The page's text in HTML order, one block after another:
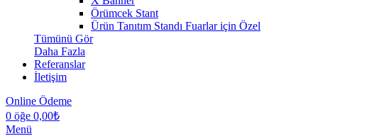
Örümcek Stant
Ürün Tanıtım Standı Fuarlar için Özel
Tümünü Gör
Daha Fazla
Referanslar
İletişim
Online Ödeme
0 öğe 0,00₺
Menü